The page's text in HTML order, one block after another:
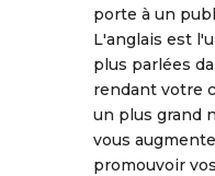
porte à un
L'anglais est
plus parlées
rendant votre
un plus grand
vous
promouvoir